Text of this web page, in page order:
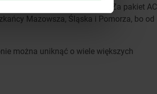
tu od 577 zł do 1237 zł. Za pakiet AC
Mazowsza, Śląska i Pomorza, bo od
można uniknąć o wiele większych